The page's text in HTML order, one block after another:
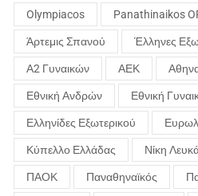
Olympiacos Panathinaikos
Άρτεμις Σπανού Έλληνες
Α2 Γυναικών ΑΕΚ
Εθνική Ανδρών Εθνική
Ελληνίδες Εξωτερικού
Κύπελλο Ελλάδας Νίκη
ΠΑΟΚ Παναθηναϊκός